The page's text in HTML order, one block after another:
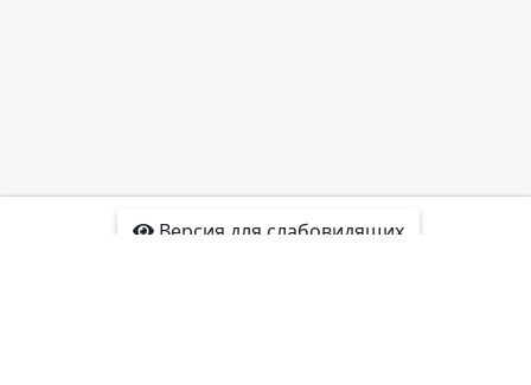
Версия для слабовидящих